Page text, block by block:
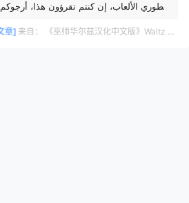
مطوري الألعاب، إن كنتم تقرؤون هذا، أرجوكم
طريقة لإيقاظ جمج...
章] 来自： 《巫师华尔兹汉化中文版》Waltz of the Wizard: Extended Edition